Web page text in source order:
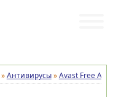
»Антивирусы»Avast Free